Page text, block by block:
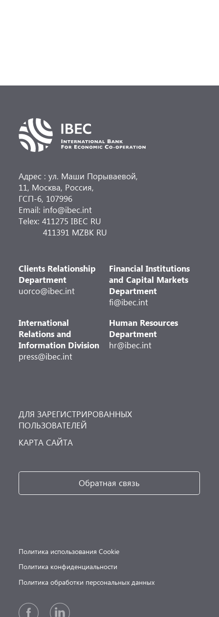
Адрес : ул. Маши Порываевой,
11, Москва, Россия,
ГСП-6, 107996
Email: info@ibec.int
Telex: 411275 IBEC RU
411391 MZBK RU
Clients Relationship
Department
uorco@ibec.int
Financial Institutions
and Capital Markets
Department
fi@ibec.int
International
Relations and
Information Division
press@ibec.int
Human Resources
Department
hr@ibec.int
ДЛЯ ЗАРЕГИСТРИРОВАННЫХ
ПОЛЬЗОВАТЕЛЕЙ
КАРТА САЙТА
Обратная связь
Политика использования Cookie
Политика конфиденциальности
Политика обработки персональных данных